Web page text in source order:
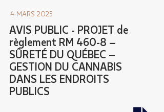
4 MARS 2025
AVIS PUBLIC - PROJET de
règlement RM 460-8 –
SÛRETÉ DU QUÉBEC –
GESTION DU CANNABIS
DANS LES ENDROITS
PUBLICS